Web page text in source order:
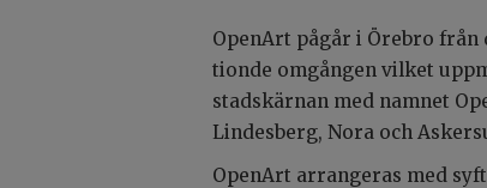
OpenArt pågår i Örebro från
tionde omgången vilket
stadskärnan med namnet
Lindesberg, Nora och
OpenArt arrangeras med